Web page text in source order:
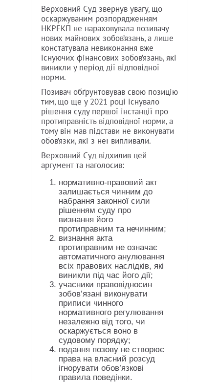
Верховний Суд звернув увагу, що
оскаржуваним розпорядженням
НКРЕКП не нараховувала позивачу
нових майнових зобов’язань, а лише
констатувала невиконання вже
існуючих фінансових зобов’язань, які
виникли у період дії відповідної
норми.
Позивач обґрунтовував свою позицію
тим, що ще у 2021 році існувало
рішення суду першої інстанції про
протиправність відповідної норми, а
тому він мав підстави не виконувати
обов’язки, які з неї випливали.
Верховний Суд відхилив цей
аргумент та наголосив:
нормативно-правовий акт
залишається чинним до
набрання законної сили
рішенням суду про
визнання його
протиправним та нечинним;
визнання акта
протиправним не означає
автоматичного анулювання
всіх правових наслідків, які
виникли під час його дії;
учасники правовідносин
зобов’язані виконувати
приписи чинного
нормативного регулювання
незалежно від того, чи
оскаржується воно в
судовому порядку;
подання позову не створює
права на власний розсуд
ігнорувати обов’язкові
правила поведінки.